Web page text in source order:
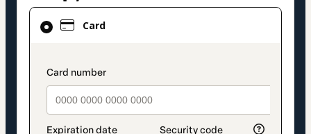
Card
payment_data.section_title_v2
Card
selected
method